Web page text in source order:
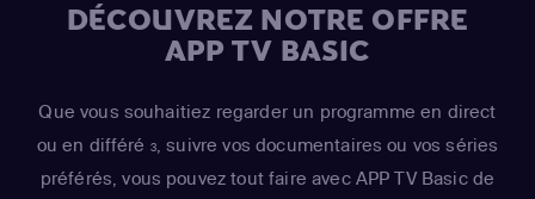
DÉCOUVREZ NOTRE OFFRE
APP TV BASIC
Que vous souhaitiez regarder un programme en direct
ou en différé 3, suivre vos documentaires ou vos séries
préférés, vous pouvez tout faire avec APP TV Basic de